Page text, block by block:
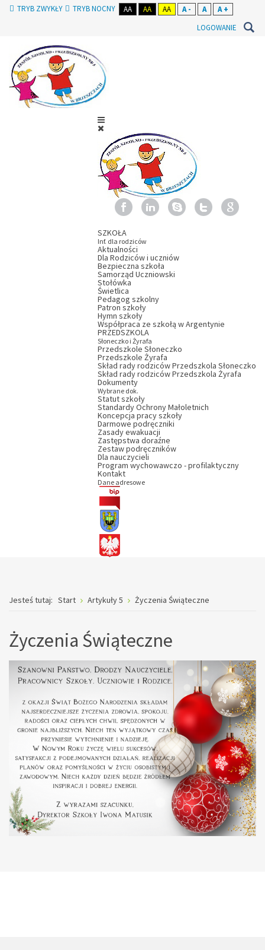
TRYB ZWYKŁY TRYB NOCNY AA AA AA A - A
A +
LOGOWANIE
SZKOŁA
Inf. dla rodziców
Aktualności
Dla Rodziców i uczniów
Bezpieczna szkoła
Samorząd Uczniowski
Stołówka
Świetlica
Pedagog szkolny
Patron szkoły
Hymn szkoły
Współpraca ze szkołą w Argentynie
PRZEDSZKOLA
Słoneczko i Żyrafa
Przedszkole Słoneczko
Przedszkole Żyrafa
Skład rady rodziców Przedszkola Słoneczko
Skład rady rodziców Przedszkola Żyrafa
Dokumenty
Wybrane dok.
Statut szkoły
Standardy Ochrony Małoletnich
Koncepcja pracy szkoły
Darmowe podręczniki
Zasady ewakuacji
Zastępstwa doraźne
Zestaw podręczników
Dla nauczycieli
Program wychowawczo - profilaktyczny
Kontakt
Dane adresowe
Jesteś tutaj: Start Artykuły 5 Życzenia Świąteczne
Życzenia Świąteczne